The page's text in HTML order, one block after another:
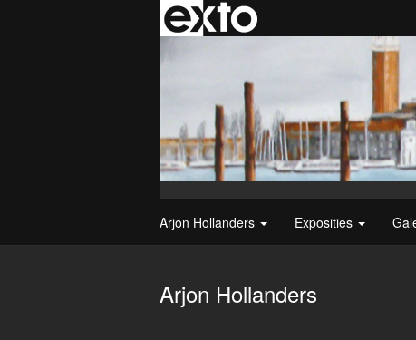
Arjon Hollanders Exposities
Arjon Hollanders